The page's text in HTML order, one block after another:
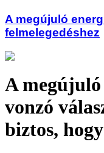
A megújuló
felmelegedéshez
A
vonzó
biztos,